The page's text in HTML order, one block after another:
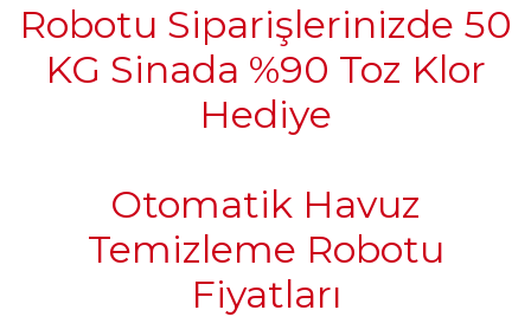
Robotu Siparişlerinizde 50
KG Sinada %90 Toz Klor
Hediye
Otomatik Havuz
Temizleme Robotu
Fiyatları